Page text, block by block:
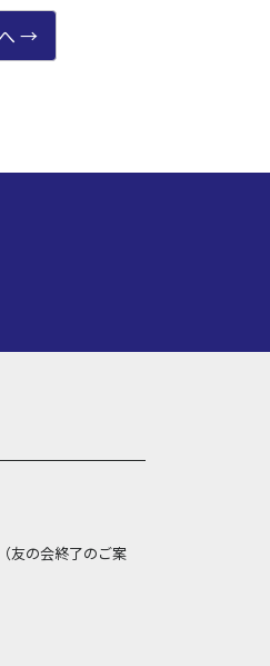
友の会終了のご案